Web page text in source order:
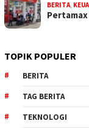
BERITA,
TOPIK POPULER
BERITA
TAG BERITA
TEKNOLOGI